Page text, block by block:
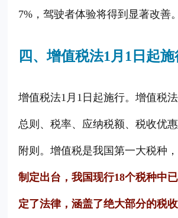
7%，驾驶者体验将得到显著改善。
四、增值税法1月1日起施
增值税法1月1日起施行。增值税
总则、税率、应纳税额、税收优惠
附则。增值税是我国第一大税种，
制定出台，我国现行18个税种中
定了法律，涵盖了绝大部分的税